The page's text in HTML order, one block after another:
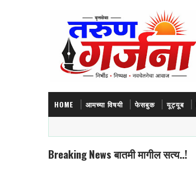
HOME आमच्या विषयी फेसबुक यूट्यूब
Breaking News बातमी मागील सत्य..!